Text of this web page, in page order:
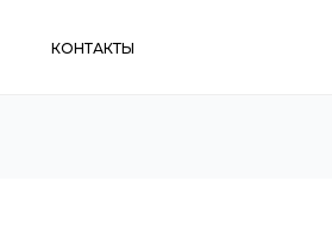
КОНТАКТЫ